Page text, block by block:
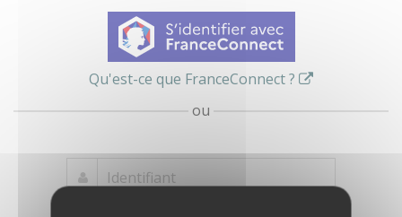
Qu'est-ce que FranceConnect ?
ou